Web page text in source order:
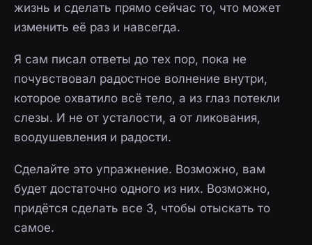
жизнь и сделать прямо сейчас то, что может
изменить её раз и навсегда.
Я сам писал ответы до тех пор, пока не
почувствовал радостное волнение внутри,
которое охватило всё тело, а из глаз потекли
слезы. И не от усталости, а от ликования,
воодушевления и радости.
Сделайте это упражнение. Возможно, вам
будет достаточно одного из них. Возможно,
придётся сделать все 3, чтобы отыскать то
самое.